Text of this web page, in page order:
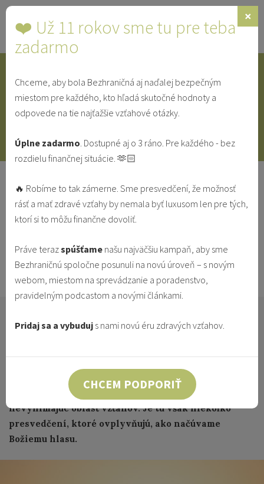
Toggle
IDENTITA SINGLE SVEDECTVÁ
Boh povedal: "Ona je tá pravá." - 5
mýtov, ktorým veríme
PREKLAD SINGLE VO VZŤAHU
Miroslava Valčáková
28.6.2021 Vzťahy & Identita
kresťanov, ktorí majú živú vieru a úprimný vzťah s
veríme, že Boh sa o nás stará. Že vášnivo a dôverne
do nás investuje a teda s nami aj rozpráva,
nevynímajúc oblasť vzťahov. Je tu však niekoľko
presvedčení, ktoré ovplyvňujú, ako načúvame
Božiemu hlasu.
❤️ Už 11 rokov sme tu pre teba
zadarmo
×
Chceme, aby bola Bezhraničná aj naďalej bezpečným
miestom pre každého, kto hľadá skutočné hodnoty a
odpovede na tie najťažšie vzťahové otázky.
Úplne zadarmo. Dostupné aj o 3 ráno. Pre každého - bez
rozdielu finančnej situácie. 🫶🏻
🔥 Robíme to tak zámerne. Sme presvedčení, že možnosť
rásť a mať zdravé vzťahy by nemala byť luxusom len pre tých,
ktorí si to môžu finančne dovoliť.
Práve terazspúšťame našu najväčšiu kampaň, aby sme
Bezhraničnú spoločne posunuli na novú úroveň – s novým
webom, miestom na sprevádzanie a poradenstvo,
pravidelným podcastom a novými článkami.
Pridaj sa a vybuduj s nami novú éru zdravých vzťahov.
CHCEM PODPORIŤ